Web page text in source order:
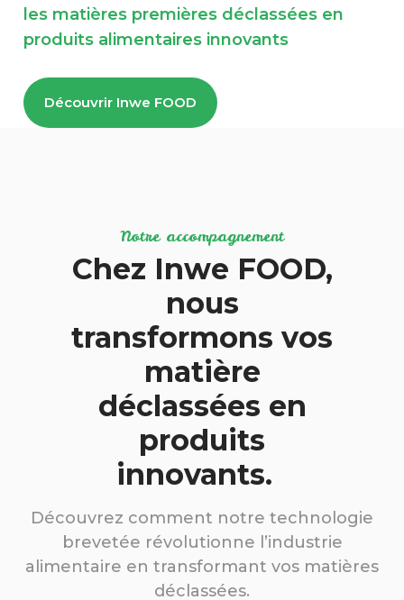
les matières premières déclassées en
produits alimentaires innovants
Découvrir Inwe FOOD
Notre accompagnement
Chez Inwe FOOD,
nous
transformons vos
matière
déclassées en
produits
innovants.
Découvrez comment notre technologie
brevetée révolutionne l’industrie
alimentaire en transformant vos matières
déclassées.